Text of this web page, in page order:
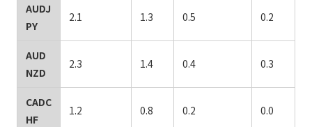
AUDJ
PY
2.1 1.3 0.5 0.2
AUD
NZD
2.3 1.4 0.4 0.3
CADC
HF
1.2 0.8 0.2 0.0